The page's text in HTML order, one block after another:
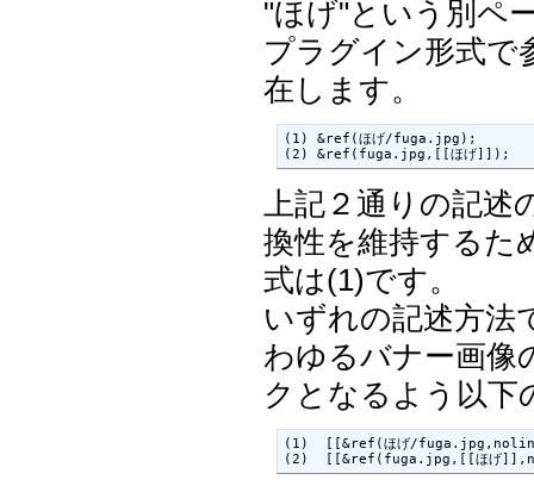
"ほげ"という別ペ
プラグイン形式で
在します。
(1) &ref(ほげ/fuga.jpg);
(2) &ref(fuga.jpg,[[ほげ]]);
上記２通りの記
換性を維持するた
式は(1)です。
いずれの記述方法
わゆるバナー画像
クとなるよう以下
(1)  [[&ref(ほげ/fuga.jpg,nolink,
(2)  [[&ref(fuga.jpg,[[ほげ